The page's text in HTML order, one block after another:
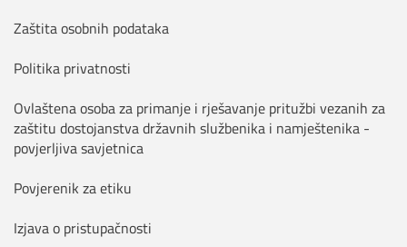
Zaštita osobnih podataka
Politika privatnosti
Ovlaštena osoba za primanje i rješavanje pritužbi vezanih za
zaštitu dostojanstva državnih službenika i namještenika -
povjerljiva savjetnica
Povjerenik za etiku
Izjava o pristupačnosti